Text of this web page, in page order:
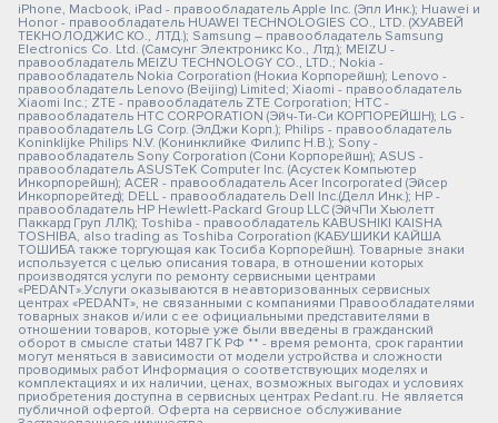
iPhone, Macbook, iPad - правообладатель Apple Inc. (Эпл Инк.); Huawei и
Honor - правообладатель HUAWEI TECHNOLOGIES CO., LTD. (ХУАВЕЙ
ТЕКНОЛОДЖИС КО., ЛТД.); Samsung – правообладатель Samsung
Electronics Co. Ltd. (Самсунг Электроникс Ко., Лтд.); MEIZU -
правообладатель MEIZU TECHNOLOGY CO., LTD.; Nokia -
правообладатель Nokia Corporation (Нокиа Корпорейшн); Lenovo -
правообладатель Lenovo (Beijing) Limited; Xiaomi - правообладатель
Xiaomi Inc.; ZTE - правообладатель ZTE Corporation; HTC -
правообладатель HTC CORPORATION (Эйч-Ти-Си КОРПОРЕЙШН); LG -
правообладатель LG Corp. (ЭлДжи Корп.); Philips - правообладатель
Koninklijke Philips N.V. (Конинклийке Филипс Н.В.); Sony -
правообладатель Sony Corporation (Сони Корпорейшн); ASUS -
правообладатель ASUSTeK Computer Inc. (Асустек Компьютер
Инкорпорейшн); ACER - правообладатель Acer Incorporated (Эйсер
Инкорпорейтед); DELL - правообладатель Dell Inc.(Делл Инк.); HP -
правообладатель HP Hewlett-Packard Group LLC (ЭйчПи Хьюлетт
Паккард Груп ЛЛК); Toshiba - правообладатель KABUSHIKI KAISHA
TOSHIBA, also trading as Toshiba Corporation (КАБУШИКИ КАЙША
ТОШИБА также торгующая как Тосиба Корпорейшн). Товарные знаки
используется с целью описания товара, в отношении которых
производятся услуги по ремонту сервисными центрами
«PEDANT».Услуги оказываются в неавторизованных сервисных
центрах «PEDANT», не связанными с компаниями Правообладателями
товарных знаков и/или с ее официальными представителями в
отношении товаров, которые уже были введены в гражданский
оборот в смысле статьи 1487 ГК РФ ** - время ремонта, срок гарантии
могут меняться в зависимости от модели устройства и сложности
проводимых работ Информация о соответствующих моделях и
комплектациях и их наличии, ценах, возможных выгодах и условиях
приобретения доступна в сервисных центрах Pedant.ru. Не является
публичной офертой. Оферта на сервисное обслуживание